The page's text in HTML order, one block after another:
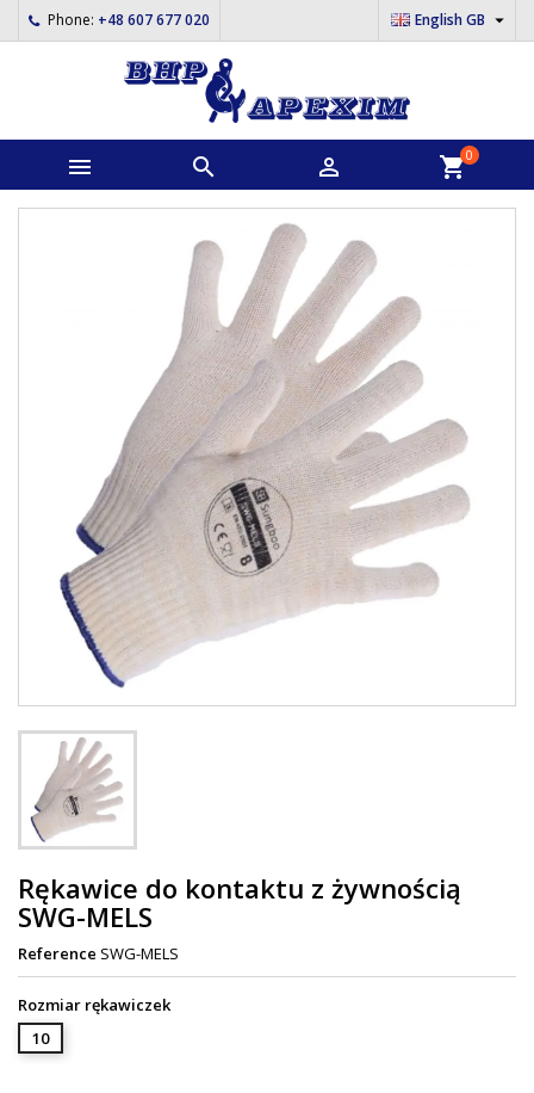
Phone: +48 607 677 020 English GB 
   shopping_cart0
Rękawice do kontaktu z żywnością
SWG-MELS
Reference SWG-MELS
Rozmiar rękawiczek
10